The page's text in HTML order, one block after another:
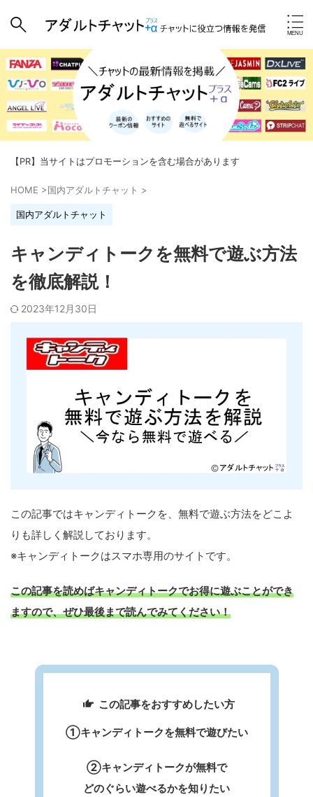
【PR】当サイトはプロモーションを含む場合があります
HOME >国内アダルトチャット >
国内アダルトチャット
キャンディトークを無料で遊ぶ方法
を徹底解説！
2023年12月30日
この記事ではキャンディトークを、無料で遊ぶ方法をどこよ
りも詳しく解説しております。
※キャンディトークはスマホ専用のサイトです。
この記事を読めばキャンディトークでお得に遊ぶことができ
ますので、ぜひ最後まで読んでみてください！
この記事をおすすめしたい方
①キャンディトークを無料で遊びたい
②キャンディトークが無料で
どのぐらい遊べるかを知りたい